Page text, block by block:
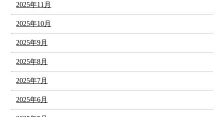
2025年11月
2025年10月
2025年9月
2025年8月
2025年7月
2025年6月